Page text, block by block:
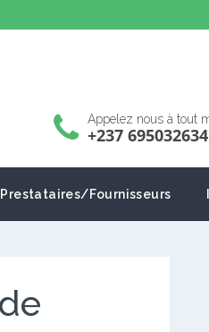
Appelez nous à tout
+237 695032634
Prestataires/Fournisseurs